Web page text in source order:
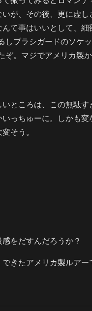
が、その後、更に虚し
て事はいいとして、細
しブラシガードのソケ
ぞ。マジでアメリカ製
ところは、この無駄す
っちゅーに。しかも変
そう。
をだすんだろうか？
きたアメリカ製ルアー